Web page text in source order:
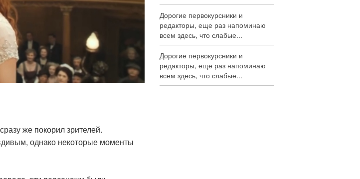
же покорил зрителей.
однако некоторые моменты
Дорогие первокурсники и
редакторы, еще раз напоминаю
всем здесь, что слабые...
Дорогие первокурсники и
редакторы, еще раз напоминаю
всем здесь, что слабые...